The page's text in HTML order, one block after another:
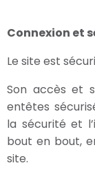
Connexion et
Le site est
Son accès et
entêtes
la sécurité et
bout en bout,
site.